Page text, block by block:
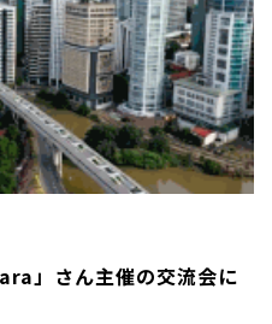
」さん主催の交流会に